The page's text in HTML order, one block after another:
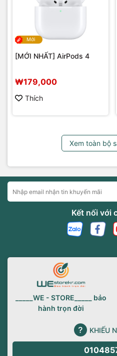
Mới
[MỚI NHẤT] AirPods 4
₩179,000
Thích
Xem toàn bộ
Kết nối với
_____WE - STORE_____ bảo
hành trọn đời
KHIẾU